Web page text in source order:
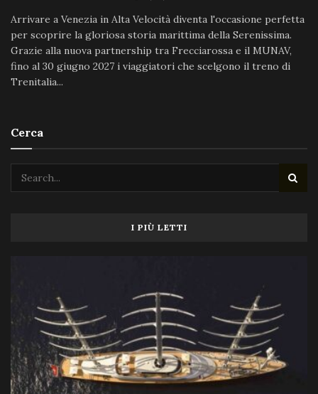
Arrivare a Venezia in Alta Velocità diventa l'occasione perfetta
per scoprire la gloriosa storia marittima della Serenissima.
Grazie alla nuova partnership tra Frecciarossa e il MUNAV,
fino al 30 giugno 2027 i viaggiatori che scelgono il treno di
Trenitalia...
Cerca
I PIÙ LETTI